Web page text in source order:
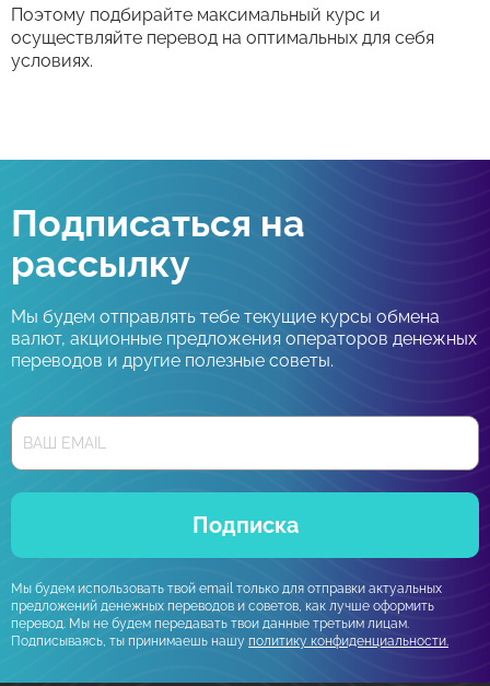
Поэтому подбирайте максимальный курс и
осуществляйте перевод на оптимальных для себя
условиях.
Подписаться на
рассылку
Мы будем отправлять тебе текущие курсы обмена
валют, акционные предложения операторов денежных
переводов и другие полезные советы.
Подписка
Мы будем использовать твой email только для отправки актуальных
предложений денежных переводов и советов, как лучше оформить
перевод. Мы не будем передавать твои данные третьим лицам.
Подписываясь, ты принимаешь нашу политику конфиденциальности.